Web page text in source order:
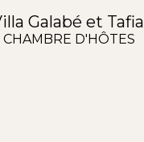
Galabé et Tafia
CHAMBRE D'HÔTES